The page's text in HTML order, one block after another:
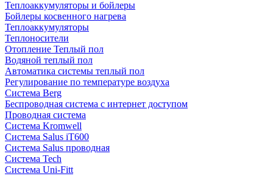
Теплоаккумуляторы и бойлеры
Бойлеры косвенного нагрева
Теплоаккумуляторы
Теплоносители
Отопление Теплый пол
Водяной теплый пол
Автоматика системы теплый пол
Регулирование по температуре воздуха
Система Berg
Беспроводная система с интернет доступом
Проводная система
Система Kromwell
Система Salus iT600
Система Salus проводная
Система Tech
Система Uni-Fitt